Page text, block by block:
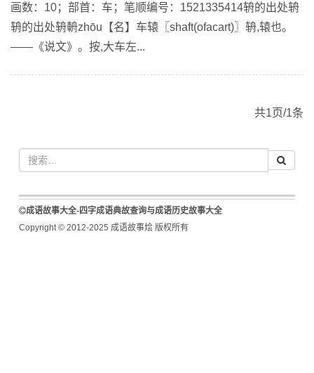
画数：10；部首：车；笔顺编号：1521335414辀的出处辀
辀的出处辀輈zhōu【名】车辕〖shaft(ofacart)〗辀,辕也。
——《说文》。按,大车左...
共1页/1条
成语故事大全-四字成语典故查询与成语历史故事大全
Copyright © 2012-2025 成语故事烩 版权所有